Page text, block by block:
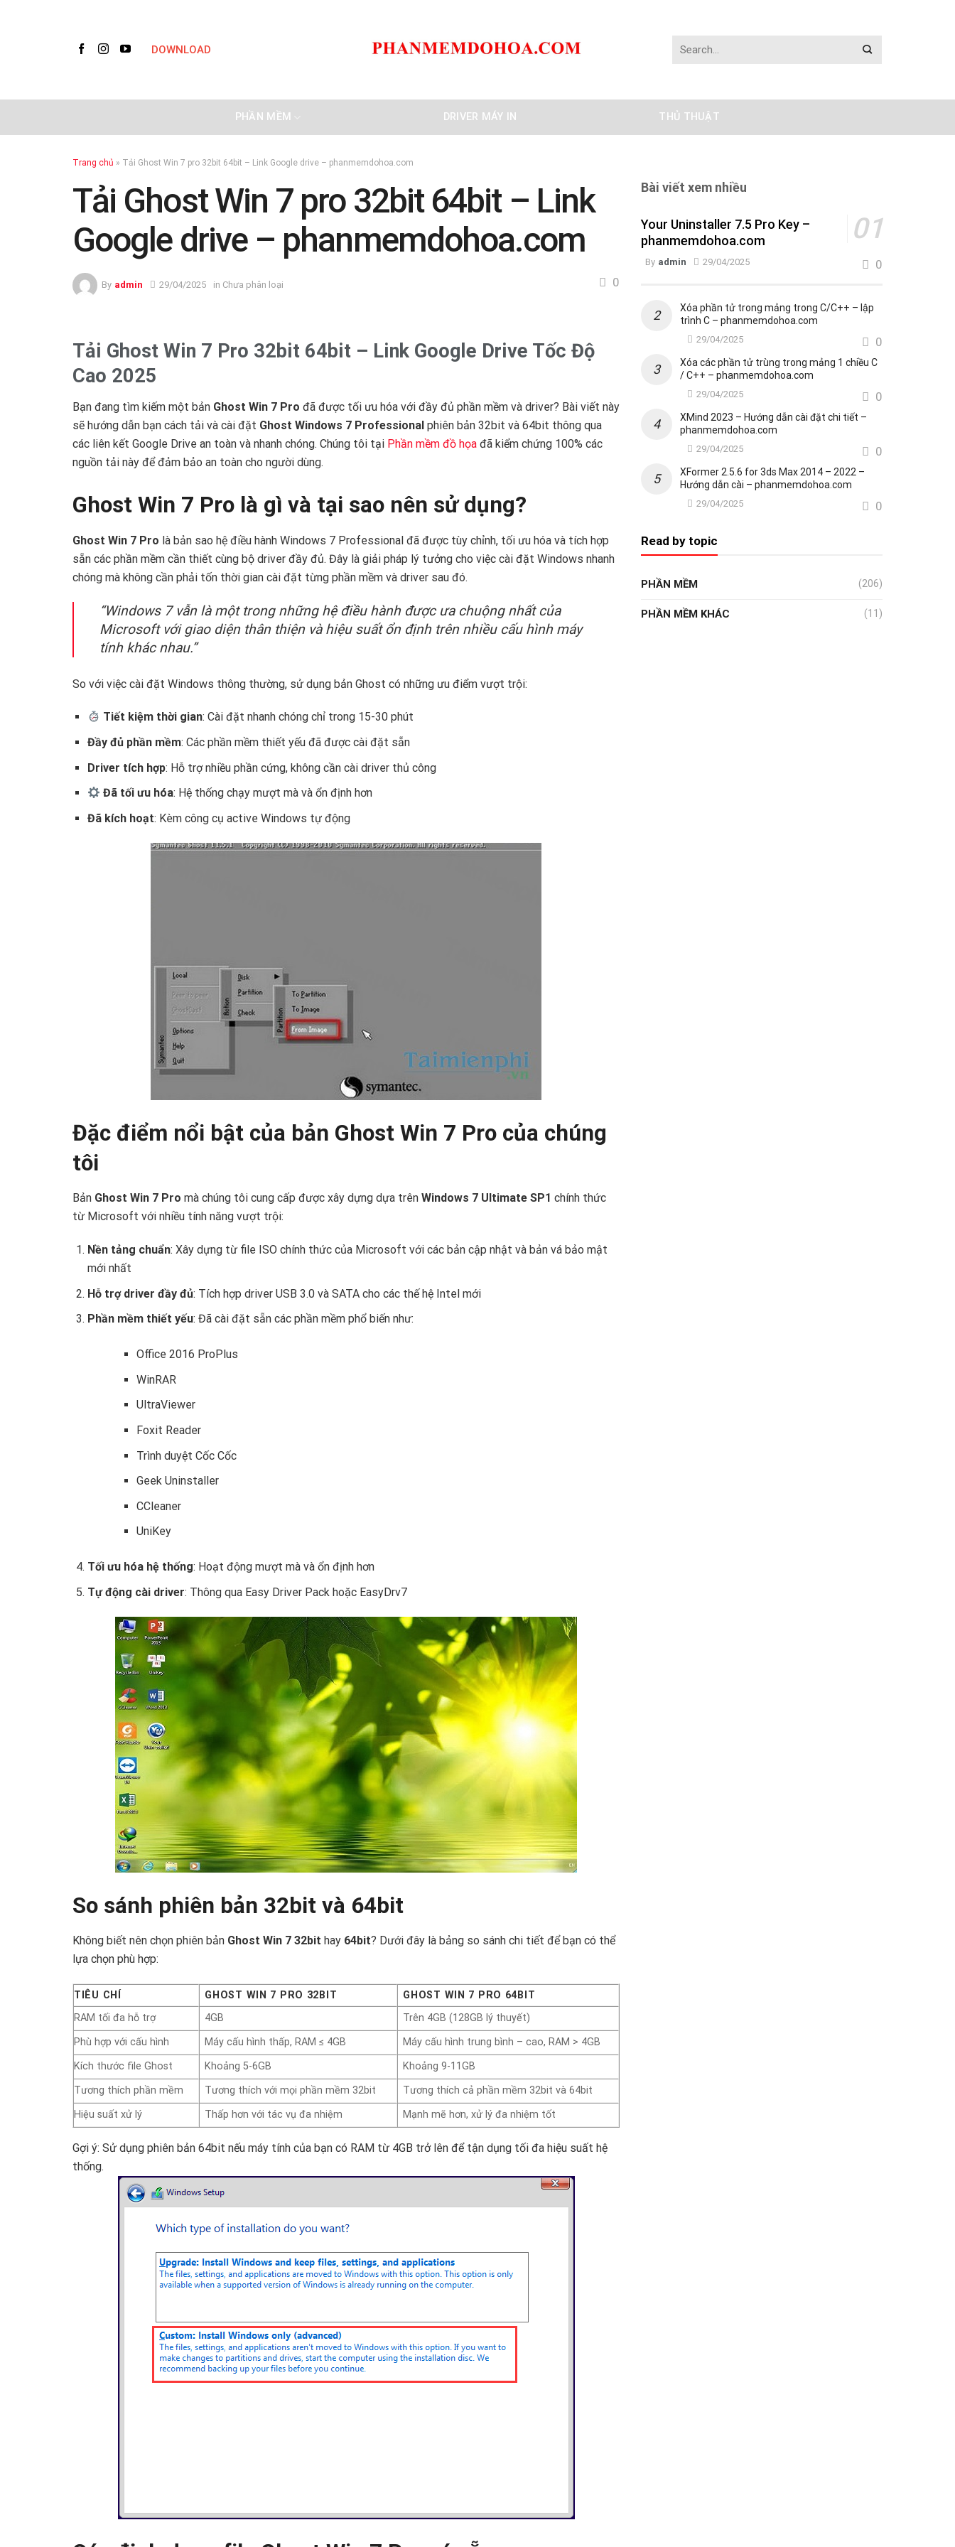
DOWNLOAD
PHẦN MỀM DRIVER MÁY IN THỦ THUẬT
Trang chủ » Tải Ghost Win 7 pro 32bit 64bit – Link Google drive – phanmemdohoa.com
Tải Ghost Win 7 pro 32bit 64bit – Link
Google drive – phanmemdohoa.com
By admin 29/04/2025 in Chưa phân loại 0
Tải Ghost Win 7 Pro 32bit 64bit – Link Google Drive Tốc Độ
Cao 2025
Bạn đang tìm kiếm một bản Ghost Win 7 Pro đã được tối ưu hóa với đầy đủ phần mềm và driver? Bài viết này
sẽ hướng dẫn bạn cách tải và cài đặt Ghost Windows 7 Professional phiên bản 32bit và 64bit thông qua
các liên kết Google Drive an toàn và nhanh chóng. Chúng tôi tại Phần mềm đồ họa đã kiểm chứng 100% các
nguồn tải này để đảm bảo an toàn cho người dùng.
Ghost Win 7 Pro là gì và tại sao nên sử dụng?
Ghost Win 7 Pro là bản sao hệ điều hành Windows 7 Professional đã được tùy chỉnh, tối ưu hóa và tích hợp
sẵn các phần mềm cần thiết cùng bộ driver đầy đủ. Đây là giải pháp lý tưởng cho việc cài đặt Windows nhanh
chóng mà không cần phải tốn thời gian cài đặt từng phần mềm và driver sau đó.
“Windows 7 vẫn là một trong những hệ điều hành được ưa chuộng nhất của
Microsoft với giao diện thân thiện và hiệu suất ổn định trên nhiều cấu hình máy
tính khác nhau.”
So với việc cài đặt Windows thông thường, sử dụng bản Ghost có những ưu điểm vượt trội:
Tiết kiệm thời gian: Cài đặt nhanh chóng chỉ trong 15-30 phút
Đầy đủ phần mềm: Các phần mềm thiết yếu đã được cài đặt sẵn
Driver tích hợp: Hỗ trợ nhiều phần cứng, không cần cài driver thủ công
Đã tối ưu hóa: Hệ thống chạy mượt mà và ổn định hơn
Đã kích hoạt: Kèm công cụ active Windows tự động
Đặc điểm nổi bật của bản Ghost Win 7 Pro của chúng
tôi
Bản Ghost Win 7 Pro mà chúng tôi cung cấp được xây dựng dựa trên Windows 7 Ultimate SP1 chính thức
từ Microsoft với nhiều tính năng vượt trội:
Nền tảng chuẩn: Xây dựng từ file ISO chính thức của Microsoft với các bản cập nhật và bản vá bảo mật
mới nhất
Hỗ trợ driver đầy đủ: Tích hợp driver USB 3.0 và SATA cho các thế hệ Intel mới
Phần mềm thiết yếu: Đã cài đặt sẵn các phần mềm phổ biến như:
Office 2016 ProPlus
WinRAR
UltraViewer
Foxit Reader
Trình duyệt Cốc Cốc
Geek Uninstaller
CCleaner
UniKey
Tối ưu hóa hệ thống: Hoạt động mượt mà và ổn định hơn
Tự động cài driver: Thông qua Easy Driver Pack hoặc EasyDrv7
So sánh phiên bản 32bit và 64bit
Không biết nên chọn phiên bản Ghost Win 7 32bit hay 64bit? Dưới đây là bảng so sánh chi tiết để bạn có thể
lựa chọn phù hợp:
TIÊU CHÍ GHOST WIN 7 PRO 32BIT
GHOST WIN 7 PRO 64BIT
RAM tối đa hỗ trợ
4GB
Trên 4GB (128GB lý thuyết)
Phù hợp với cấu hình
Máy cấu hình thấp, RAM ≤ 4GB
Máy cấu hình trung bình – cao, RAM > 4GB
Kích thước file Ghost
Khoảng 5-6GB
Khoảng 9-11GB
Tương thích phần mềm
Tương thích với mọi phần mềm 32bit
Tương thích cả phần mềm 32bit và 64bit
Hiệu suất xử lý
Thấp hơn với tác vụ đa nhiệm Mạnh mẽ hơn, xử lý đa nhiệm tốt
Gợi ý: Sử dụng phiên bản 64bit nếu máy tính của bạn có RAM từ 4GB trở lên để tận dụng tối đa hiệu suất hệ
thống.
Bài viết xem nhiều
Your Uninstaller 7.5 Pro Key –
phanmemdohoa.com
By admin 29/04/2025 0
Xóa phần tử trong mảng trong C/C++ – lập
trình C – phanmemdohoa.com
29/04/2025 0
Xóa các phần tử trùng trong mảng 1 chiều C
/ C++ – phanmemdohoa.com
29/04/2025 0
XMind 2023 – Hướng dẫn cài đặt chi tiết –
phanmemdohoa.com
29/04/2025 0
XFormer 2.5.6 for 3ds Max 2014 – 2022 –
Hướng dẫn cài – phanmemdohoa.com
29/04/2025 0
Read by topic
PHẦN MỀM (206)
PHẦN MỀM KHÁC (11)